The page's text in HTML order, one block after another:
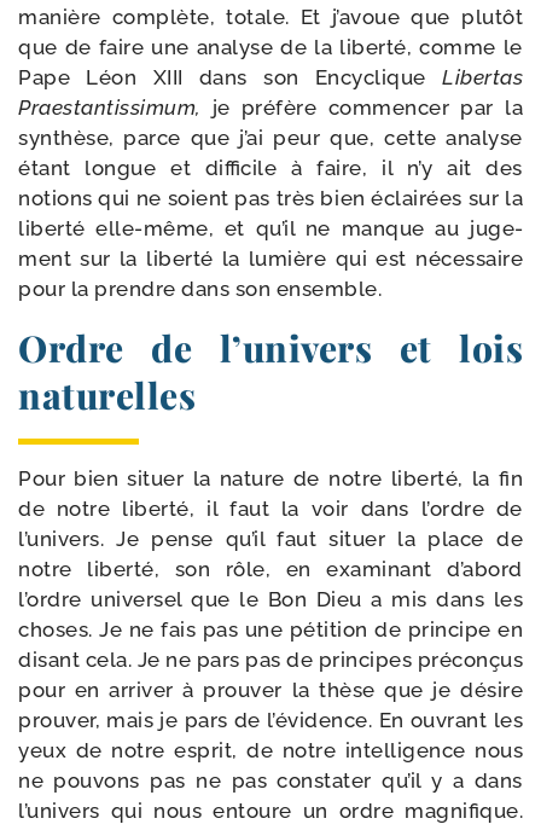
manière com­plète, totale. Et j’avoue que plu­tôt
que de faire une ana­lyse de la liber­té, comme le
Pape Léon XIII dans son Encyclique Libertas
Praestantissimum,
je pré­fère com­men­cer par la
syn­thèse, parce que j’ai peur que, cette ana­lyse
étant longue et dif­fi­cile à faire, il n’y ait des
notions qui ne soient pas très bien éclai­rées sur la
liber­té elle-​même, et qu’il ne manque au juge­
ment sur la liber­té la lumière qui est néces­saire
pour la prendre dans son ensemble.
Ordre de l’univers et lois
naturelles
Pour bien situer la nature de notre liber­té, la fin
de notre liber­té, il faut la voir dans l’ordre de
l’univers. Je pense qu’il faut situer la place de
notre liber­té, son rôle, en exa­mi­nant d’abord
l’ordre uni­ver­sel que le Bon Dieu a mis dans les
choses. Je ne fais pas une péti­tion de prin­cipe en
disant cela. Je ne pars pas de prin­cipes pré­con­çus
pour en arri­ver à prou­ver la thèse que je désire
prou­ver, mais je pars de l’évidence. En ouvrant les
yeux de notre esprit, de notre intel­li­gence nous
ne pou­vons pas ne pas consta­ter qu’il y a dans
l’univers qui nous entoure un ordre magni­fique.